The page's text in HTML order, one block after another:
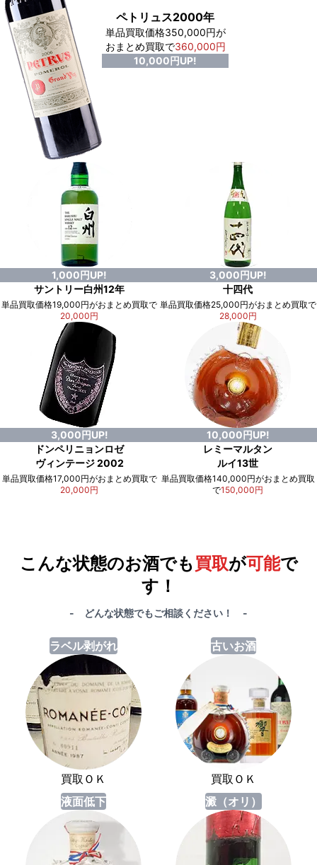
ペトリュス2000年
単品買取価格350,000円が
おまとめ買取で360,000円
10,000円UP!
1,000円UP!
サントリー白州12年
単品買取価格19,000円がおまとめ買取で
20,000円
3,000円UP!
十四代
単品買取価格25,000円がおまとめ買取で
28,000円
3,000円UP!
ドンペリニョンロゼ
ヴィンテージ 2002
単品買取価格17,000円がおまとめ買取で
20,000円
10,000円UP!
レミーマルタン
ルイ13世
単品買取価格140,000円がおまとめ買取
で150,000円
こんな状態のお酒でも買取が可能で
す！
- どんな状態でもご相談ください！ -
ラベル剥がれ
買取ＯＫ
古いお酒
買取ＯＫ
液面低下
澱（オリ）